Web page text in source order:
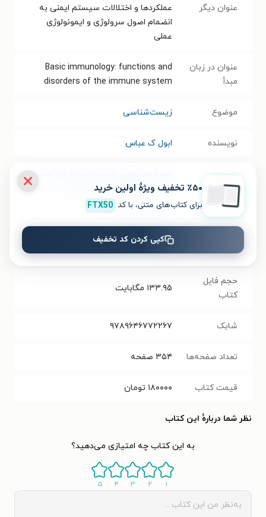
عنوان دیگر
عملکردها و اختلالات سیستم ایمنی به
انضمام اصول سرولوژی و ایمونولوژی
عملی
عنوان در زبان
مبدأ
Basic immunology: functions and
disorders of the immune system
موضوع زیست‌شناسی
نویسنده ابول ک عباس
محسن
مصباحی نوروزی ،صادق صفایی
انتشارات
حجم فایل
کتاب
۱۳۳.۹۵ مگابایت
شابک ۹۷۸۹۶۴۶۷۷۲۲۶۷
تعداد صفحه‌ها ۳۵۴ صفحه
قیمت کتاب ۱۸۰۰۰۰ تومان
نظر شما دربارهٔ این کتاب
به این کتاب چه امتیازی می‌دهید؟
۱ ۲ ۳ ۴ ۵
٪۵۰ تخفیف ویژۀ اولین خرید
برای کتاب‌های متنی، با کد FTX50
کپی کردن کد تخفیف